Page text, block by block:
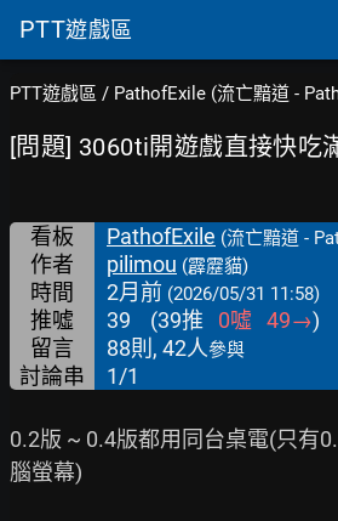
PTT遊戲區
PTT遊戲區 / PathofExile (流亡黯道 -
[問題] 3060ti開遊戲直接快吃
看板 PathofExile (流亡黯道 -
作者 pilimou (霹靂貓)
時間 2月前 (2026/05/31 11:58)
推噓 39 (39推 0噓 49→)
留言
88則, 42人參與
討論串 1/1
0.2版 ~ 0.4版都用同台桌電(只有
腦螢幕)